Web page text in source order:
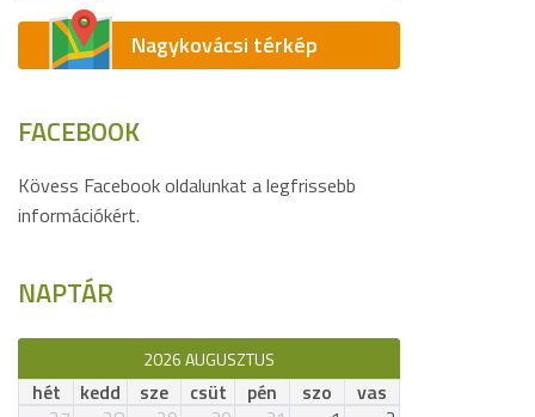
Nagykovácsi térkép
FACEBOOK
Kövess Facebook oldalunkat a legfrissebb
információkért.
NAPTÁR
2026 AUGUSZTUS
hét kedd sze csüt pén szo
vas